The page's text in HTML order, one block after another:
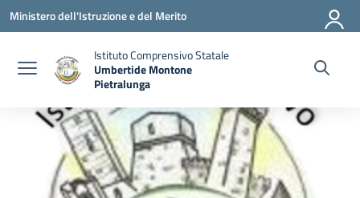
Vai ai contenuti
Vai al menu di navigazione
Vai al footer
Ministero dell'Istruzione e del Merito
Istituto Comprensivo Statale
Umbertide Montone
Pietralunga